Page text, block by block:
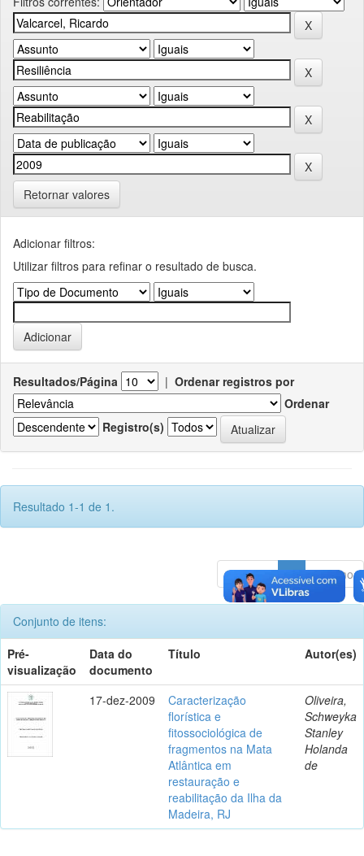
Retornar valores
Adicionar filtros:
Utilizar filtros para refinar o resultado de busca.
Resultados/Página | Ordenar registros por
Ordenar
Registro(s)
Resultado 1-1 de 1.
Anterior 1 Póximo
Conjunto de itens:
Pré-
visualização
Data do
documento
Título Autor(es)
17-dez-2009
Caracterização
florística e
fitossociológica de
fragmentos na Mata
Atlântica em
restauração e
reabilitação da Ilha da
Madeira, RJ
Oliveira,
Schweyka
Stanley
Holanda
de